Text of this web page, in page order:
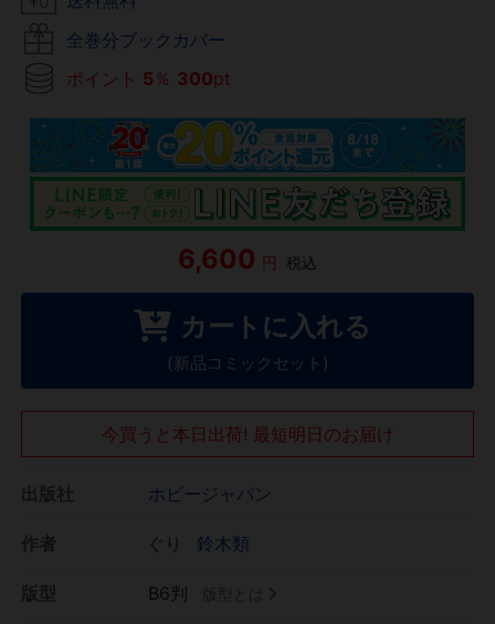
全巻分ブックカバー
ポイント 5 ％ 300pt
6,600 円 税込
カートに入れる
(新品コミックセット)
今買うと本日出荷! 最短明日のお届け
ホビージャパン
ぐり 鈴木類
B6判